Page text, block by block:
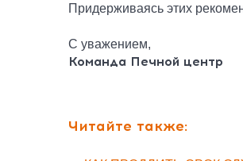
Придерживаясь этих
С уважением,
Команда Печной центр
Читайте также: